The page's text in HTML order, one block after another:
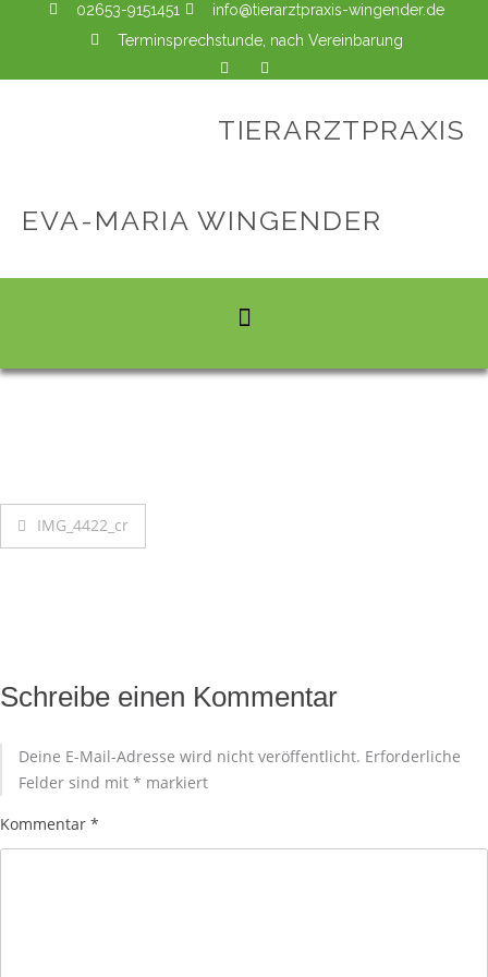
02653-9151451
info@tierarztpraxis-wingender.de
Terminsprechstunde, nach Vereinbarung
TIERARZTPRAXIS
EVA-MARIA WINGENDER
IMG_4422_cr
Schreibe einen Kommentar
Deine E-Mail-Adresse wird nicht veröffentlicht. Erforderliche
Felder sind mit * markiert
Kommentar *